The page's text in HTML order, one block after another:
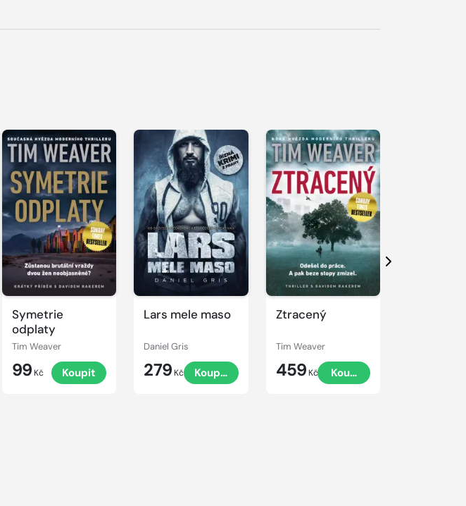
Symetrie
odplaty
Tim Weaver
99 Kč Koupit
Lars mele maso
Daniel Gris
279 Kč Koupit
Ztracený
Tim Weaver
459 Kč Koupit
Další